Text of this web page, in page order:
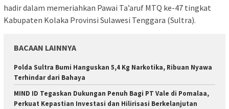
hadir dalam memeriahkan Pawai Ta’aruf MTQ ke-47 tingkat
Kabupaten Kolaka Provinsi Sulawesi Tenggara (Sultra).
BACAAN LAINNYA
Polda Sultra Bumi Hanguskan 5,4 Kg Narkotika, Ribuan Nyawa
Terhindar dari Bahaya
MIND ID Tegaskan Dukungan Penuh Bagi PT Vale di Pomalaa,
Perkuat Kepastian Investasi dan Hilirisasi Berkelanjutan